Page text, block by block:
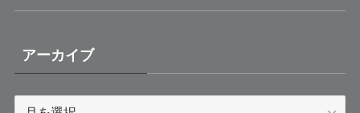
アーカイブ